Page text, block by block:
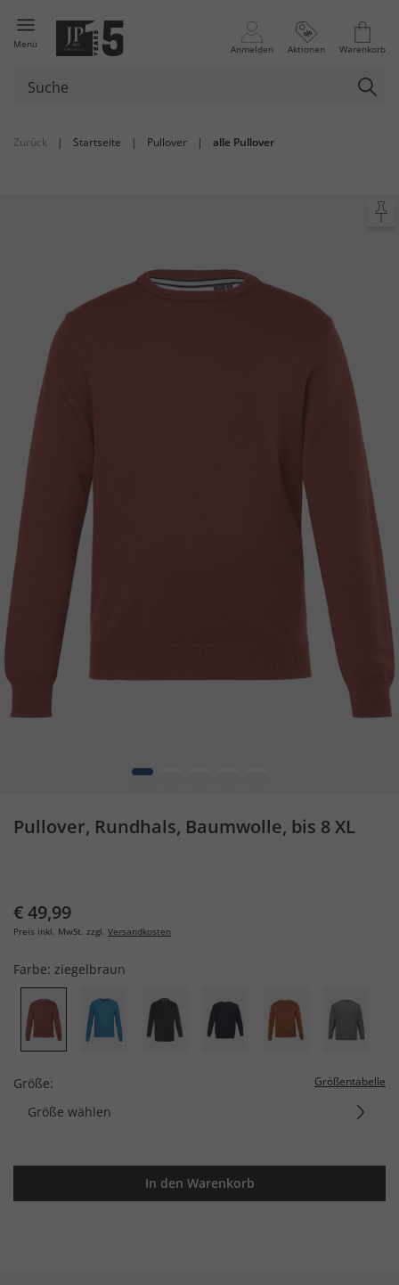
Menü Anmelden Aktionen Warenkorb
Zurück | Startseite | Pullover | alle Pullover
1
Pullover, Rundhals, Baumwolle, bis 8 XL
€ 49,99
Preis inkl. MwSt. zzgl. Versandkosten
Farbe: ziegelbraun
Größe: Größentabelle
Größe wählen
In den Warenkorb